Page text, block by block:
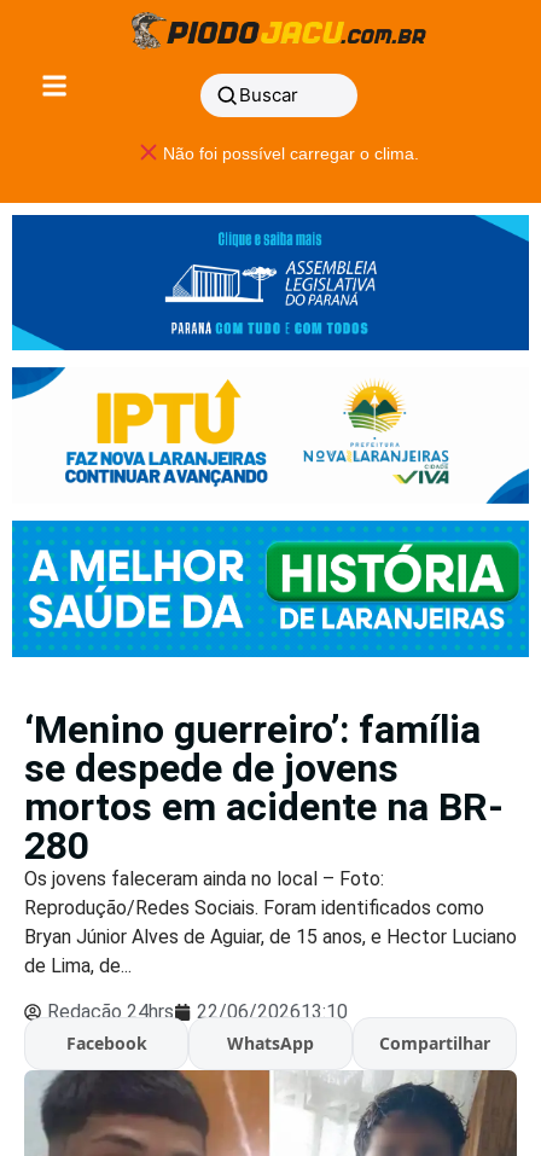
Buscar
Não foi possível carregar o clima.
‘Menino guerreiro’: família
se despede de jovens
mortos em acidente na BR-
280
Os jovens faleceram ainda no local – Foto:
Reprodução/Redes Sociais. Foram identificados como
Bryan Júnior Alves de Aguiar, de 15 anos, e Hector Luciano
de Lima, de...
Redação 24hrs 22/06/202613:10
Facebook
WhatsApp Compartilhar